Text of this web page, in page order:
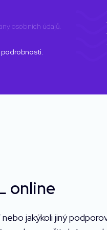
osobních údajů.
online
jakýkoli jiný